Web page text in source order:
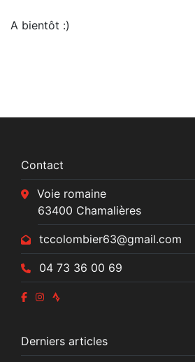
A bientôt :)
Contact
Voie romaine
63400 Chamalières
tccolombier63@gmail.com
04 73 36 00 69
Derniers articles